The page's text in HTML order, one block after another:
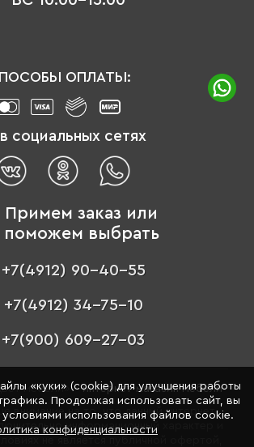
ОПЛАТЫ:
социальных сетях
Примем заказ или
поможем выбрать
+7(4912) 90-40-55
+7(4912) 34-75-10
+7(900) 609-27-03
мебели» –интернет-магазин мебели
внимание на то, что данный интернет-
информационный характер и
«куки» (cookie) для улучшения работы
Продолжая использовать сайт, вы
использования файлов cookie.
конфиденциальности